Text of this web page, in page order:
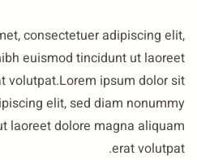
consectetuer adipiscing
nibh euismod tincidunt ut
volutpat.Lorem ipsum dolor
elit, sed diam
ut laoreet dolore magna
erat